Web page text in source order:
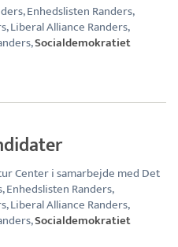
Enhedslisten Randers,
Liberal Alliance Randers,
Socialdemokratiet
Center i samarbejde med Det
Randers,
Liberal Alliance Randers,
Socialdemokratiet